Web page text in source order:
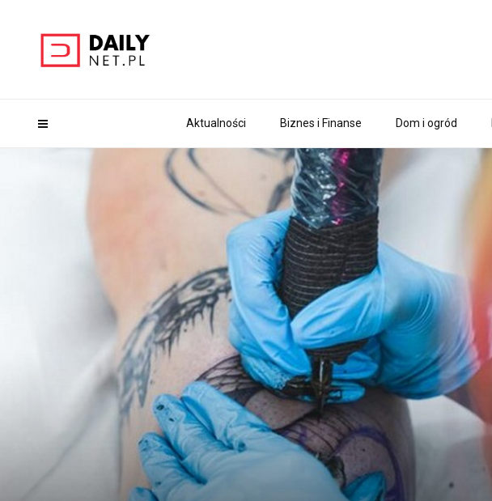
Aktualności Biznes i Finanse Dom i ogród